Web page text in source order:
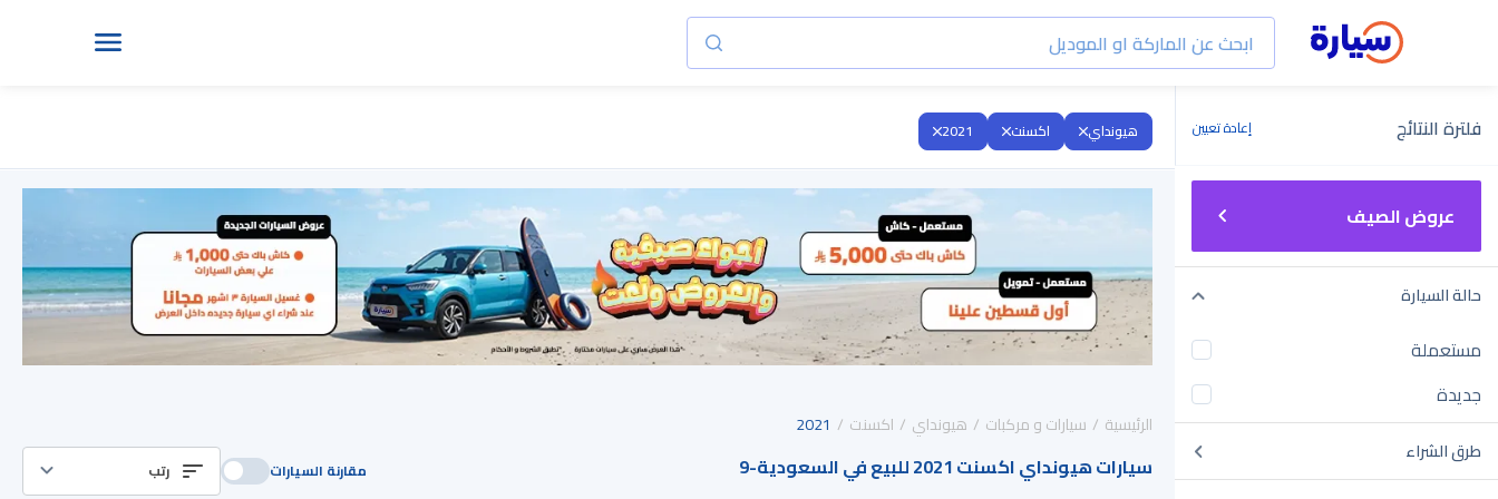
فلترة النتائج إعادة تعيين
عروض الصيف
حالة السيارة
مستعملة
جديدة
طرق الشراء
هيونداي اكسنت 2021
الرئيسية سيارات و مركبات هيونداي اكسنت 2021
سيارات هيونداي اكسنت 2021 للبيع في السعودية -
9 مقارنة السيارات رتب